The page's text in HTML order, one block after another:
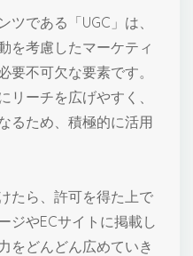
である「UGC」は、
を考慮したマーケティ
要不可欠な要素です。
リーチを広げやすく、
るため、積極的に活用
たら、許可を得た上で
ジやECサイトに掲載し
をどんどん広めていき